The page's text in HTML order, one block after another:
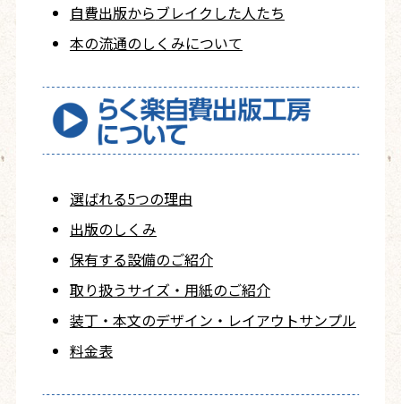
自費出版からブレイクした人たち
本の流通のしくみについて
選ばれる5つの理由
出版のしくみ
保有する設備のご紹介
取り扱うサイズ・用紙のご紹介
装丁・本文のデザイン・レイアウトサンプル
料金表